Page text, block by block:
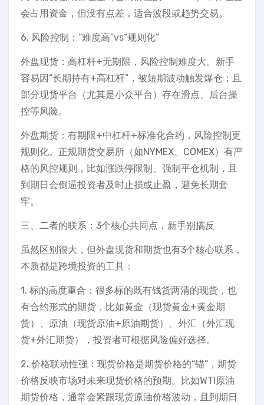
会占用资金，但没有点差，适合波段或趋势交易。
6. 风险控制：“难度高”vs“规则化”
外盘现货：高杠杆+无期限，风险控制难度大。新手
容易因“长期持有+高杠杆”，被短期波动触发爆仓；且
部分现货平台（尤其是小众平台）存在滑点、后台操
控等风险。
外盘期货：有期限+中杠杆+标准化合约，风险控制更
规则化。正规期货交易所（如NYMEX、COMEX）有严
格的风控规则，比如涨跌停限制、强制平仓机制，且
到期日会倒逼投资者及时止损或止盈，避免长期套
牢。
三、二者的联系：3个核心共同点，新手别搞反
虽然区别很大，但外盘现货和期货也有3个核心联系，
本质都是跨境投资的工具：
1. 标的高度重合：很多标的既有钱货两清的现货，也
有合约形式的期货，比如黄金（现货黄金+黄金期
货）、原油（现货原油+原油期货）、外汇（外汇现
货+外汇期货），投资者可根据风险偏好选择。
2. 价格联动性强：现货价格是期货价格的“锚”，期货
价格反映市场对未来现货价格的预期。比如WTI原油
期货价格，通常会紧跟现货原油价格波动，且到期日